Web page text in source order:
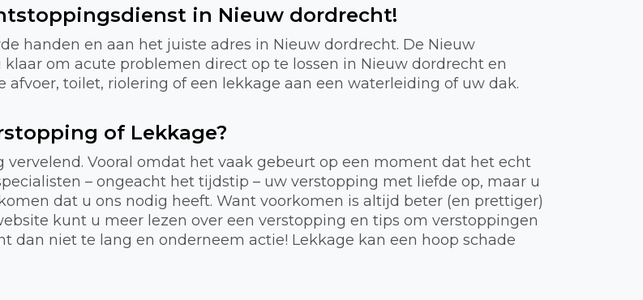
in Nieuw dordrecht!
handen en aan het juiste adres in Nieuw dordrecht. De Nieuw
om acute problemen direct op te lossen in Nieuw dordrecht en
toilet, riolering of een lekkage aan een waterleiding of uw dak.
of Lekkage?
Vooral omdat het vaak gebeurt op een moment dat het echt
– ongeacht het tijdstip – uw verstopping met liefde op, maar u
dat u ons nodig heeft. Want voorkomen is altijd beter (en prettiger)
kunt u meer lezen over een verstopping en tips om verstoppingen
dan niet te lang en onderneem actie! Lekkage kan een hoop schade